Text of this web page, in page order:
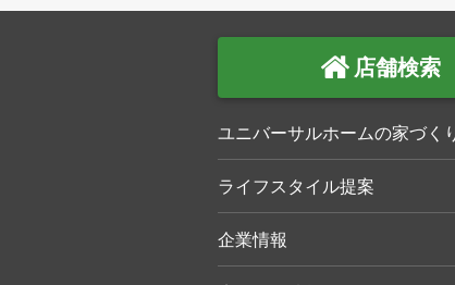
店舗検索
ユニバーサルホームの家づく
ライフスタイル提案
企業情報